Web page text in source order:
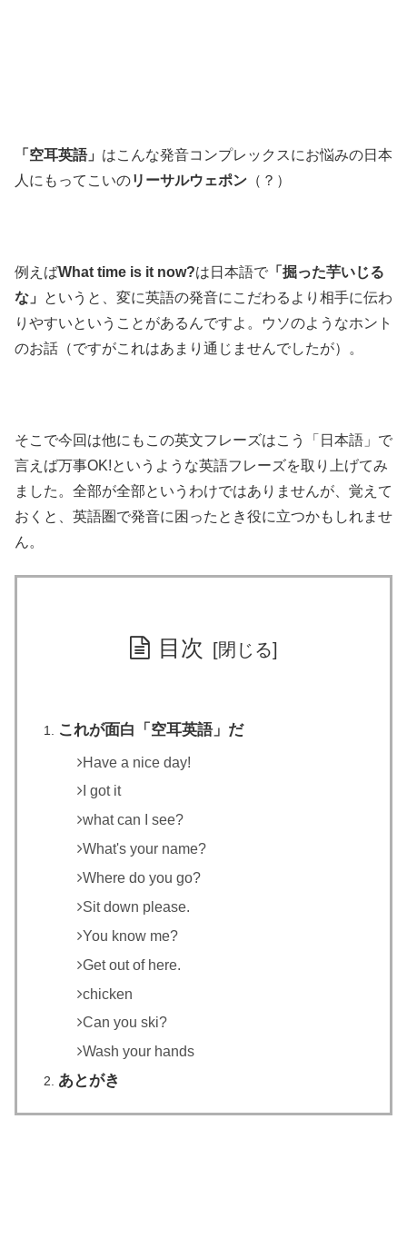
「空耳英語」 はこんな発音コンプレックスにお悩みの日本
人にもってこいのリーサルウェポン （？）
例えばWhat time is it now?は日本語で 「掘った芋いじる
な」
というと、変に英語の発音にこだわるより相手に伝わ
りやすいということがあるんですよ。ウソのようなホント
のお話（ですがこれはあまり通じませんでしたが）。
そこで今回は他にもこの英文フレーズはこう「日本語」で
言えば万事OK!というような英語フレーズを取り上げてみ
ました。全部が全部というわけではありませんが、覚えて
おくと、英語圏で発音に困ったとき役に立つかもしれませ
ん。
目次
これが面白「空耳英語」だ
Have a nice day!
I got it
what can I see?
What's your name?
Where do you go?
Sit down please.
You know me?
Get out of here.
chicken
Can you ski?
Wash your hands
あとがき